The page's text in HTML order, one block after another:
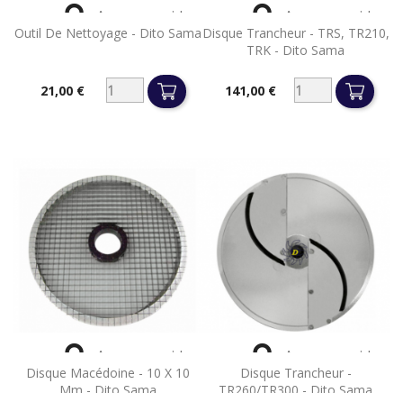
Outil De Nettoyage - Dito Sama
Prix21,00 €
 Aperçu rapide
Disque Trancheur - TRS, TR210,
TRK - Dito Sama
Prix141,00 €
 Aperçu rapide
Disque Macédoine - 10 X 10
Mm - Dito Sama
 Aperçu rapide
Disque Trancheur -
TR260/TR300 - Dito Sama
 Aperçu rapide